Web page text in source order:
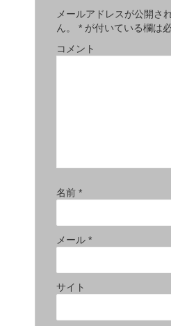
メールアドレスが公開さ
ん。
* が付いている欄は
コメント
名前 *
メール *
サイト